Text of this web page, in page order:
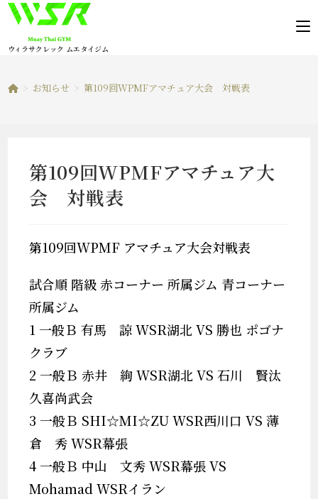
コ
ウィラサクレック ムエタイジム
> お知らせ > 第109回WPMFアマチュア大会 対戦表
第109回WPMFアマチュア大
会 対戦表
第109回WPMF アマチュア大会対戦表
試合順 階級 赤コーナー 所属ジム 青コーナー
所属ジム
1 一般Ｂ 有馬 諒 WSR湖北 VS 勝也 ポゴナ
クラブ
2 一般Ｂ 赤井 絢 WSR湖北 VS 石川 賢汰
久喜尚武会
3 一般Ｂ SHI☆MI☆ZU WSR西川口 VS 薄
倉 秀 WSR幕張
4 一般Ｂ 中山 文秀 WSR幕張 VS
Mohamad WSRイラン